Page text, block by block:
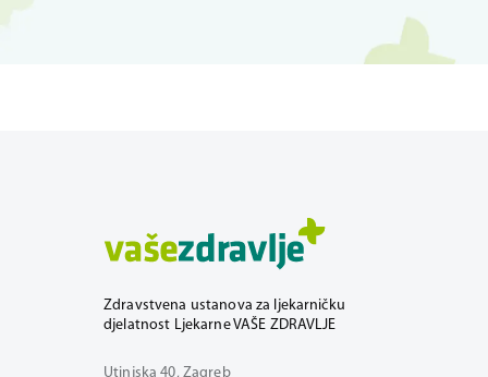
Zdravstvena ustanova za ljekarničku
djelatnost Ljekarne VAŠE ZDRAVLJE
Utinjska 40, Zagreb